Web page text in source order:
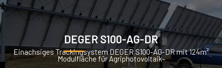
DEGER S100-AG-DR
Einachsiges Trackingsystem DEGER S100-AG-DR mit 124m²
Modulfläche für Agriphotovoltaik-